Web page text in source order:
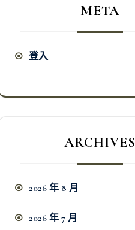
META
登入
ARCHIVES
2026 年 8 月
2026 年 7 月